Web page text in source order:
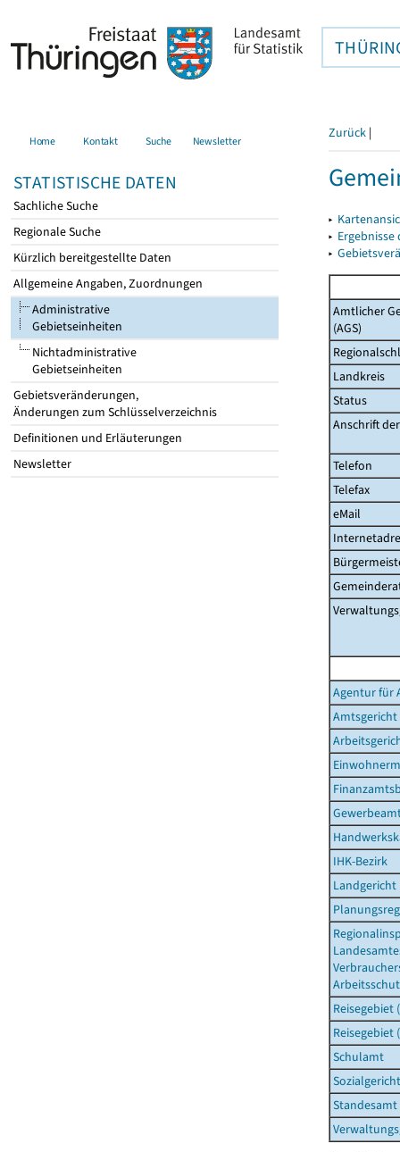
Home Kontakt Suche Newsletter
STATISTISCHE DATEN
Sachliche Suche
Regionale Suche
Kürzlich bereitgestellte Daten
Allgemeine Angaben, Zuordnungen
Administrative
Gebietseinheiten
Nichtadministrative
Gebietseinheiten
Gebietsveränderungen,
Änderungen zum Schlüsselverzeichnis
Definitionen und Erläuterungen
Newsletter
Zurück |
▸
▸
▸
Amtlicher
(AGS)
Landkreis
Status
Anschrift
Telefon
Telefax
eMail
Agentur für
Amtsgericht
IHK-Bezirk
Landgericht
Reisegebiet
Reisegebiet
Schulamt
Sozialgericht
Standesamt